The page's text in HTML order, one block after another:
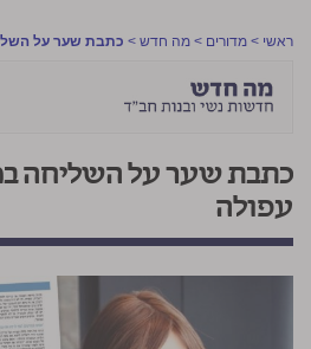
ראשי > מדורים > מה חדש > כתבת שער על
כתבת שער על השליחה
עפולה